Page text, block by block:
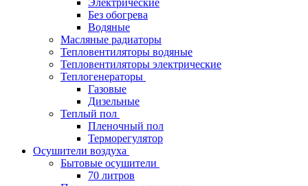
Электрические
Без обогрева
Водяные
Масляные радиаторы
Тепловентиляторы водяные
Тепловентиляторы электрические
Теплогенераторы
Газовые
Дизельные
Теплый пол
Пленочный пол
Терморегулятор
Осушители воздуха
Бытовые осушители
70 литров